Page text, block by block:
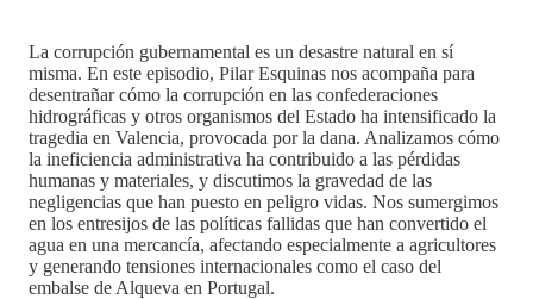
La corrupción gubernamental es un desastre natural en sí
misma. En este episodio, Pilar Esquinas nos acompaña para
desentrañar cómo la corrupción en las confederaciones
hidrográficas y otros organismos del Estado ha intensificado la
tragedia en Valencia, provocada por la dana. Analizamos cómo
la ineficiencia administrativa ha contribuido a las pérdidas
humanas y materiales, y discutimos la gravedad de las
negligencias que han puesto en peligro vidas. Nos sumergimos
en los entresijos de las políticas fallidas que han convertido el
agua en una mercancía, afectando especialmente a agricultores
y generando tensiones internacionales como el caso del
embalse de Alqueva en Portugal.